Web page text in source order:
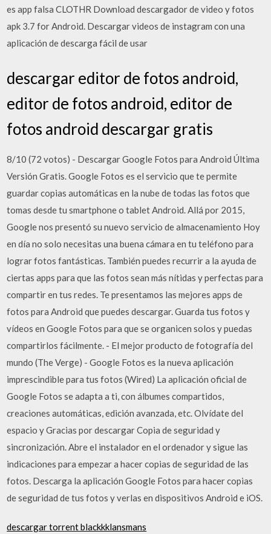
es app falsa CLOTHR Download descargador de video y fotos
apk 3.7 for Android. Descargar videos de instagram con una
aplicación de descarga fácil de usar
descargar editor de fotos android,
editor de fotos android, editor de
fotos android descargar gratis
8/10 (72 votos) - Descargar Google Fotos para Android Última
Versión Gratis. Google Fotos es el servicio que te permite
guardar copias automáticas en la nube de todas las fotos que
tomas desde tu smartphone o tablet Android. Allá por 2015,
Google nos presentó su nuevo servicio de almacenamiento Hoy
en día no solo necesitas una buena cámara en tu teléfono para
lograr fotos fantásticas. También puedes recurrir a la ayuda de
ciertas apps para que las fotos sean más nítidas y perfectas para
compartir en tus redes. Te presentamos las mejores apps de
fotos para Android que puedes descargar. Guarda tus fotos y
vídeos en Google Fotos para que se organicen solos y puedas
compartirlos fácilmente. - El mejor producto de fotografía del
mundo (The Verge) - Google Fotos es la nueva aplicación
imprescindible para tus fotos (Wired) La aplicación oficial de
Google Fotos se adapta a ti, con álbumes compartidos,
creaciones automáticas, edición avanzada, etc. Olvídate del
espacio y Gracias por descargar Copia de seguridad y
sincronización. Abre el instalador en el ordenador y sigue las
indicaciones para empezar a hacer copias de seguridad de las
fotos. Descarga la aplicación Google Fotos para hacer copias
de seguridad de tus fotos y verlas en dispositivos Android e iOS.
descargar torrent blackkklansmans